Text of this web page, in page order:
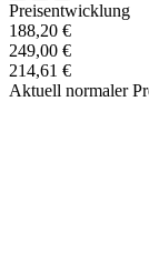
Preisentwicklung
188,20 €
249,00 €
214,61 €
Aktuell normaler